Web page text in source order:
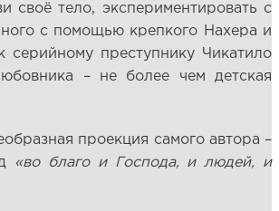
своё тело, экспериментировать с
с помощью крепкого Нахера и
преступнику Чикатило
– не более чем детская
проекция самого автора –
«во благо и Господа, и людей, и